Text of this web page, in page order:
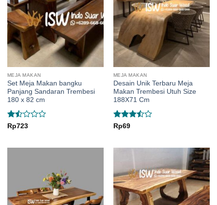
MEJA MAKAN
Set Meja Makan bangku
Panjang Sandaran Trembesi
180 x 82 cm
Rated
of
Rp723
MEJA MAKAN
Desain Unik Terbaru Meja
Makan Trembesi Utuh Size
188X71 Cm
Rated
Rp69